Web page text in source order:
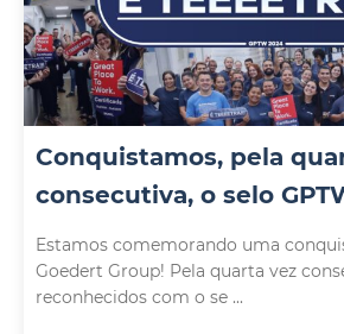
Conquistamos, pela
consecutiva, o selo
Estamos comemorando uma
Goedert Group! Pela quarta vez
reconhecidos com o se ...